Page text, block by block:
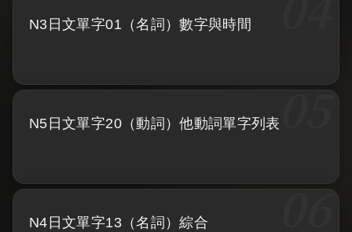
N3日文單字01（名詞）數字與時間
N5日文單字20（動詞）他動詞單字列表
N4日文單字13（名詞）綜合